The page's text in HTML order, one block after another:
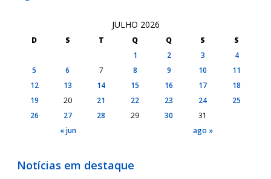
JULHO 2026
D S T Q Q S
S
1
2 3
4
5
6 7 8 9 10
11
12
13 14 15 16 17
18
19
20 21 22 23 24
25
26
27 28 29 30
31
« jun
ago »
Notícias em destaque